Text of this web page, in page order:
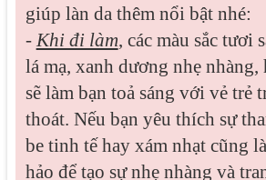
giúp làn da thêm nổi bật nhé:
- Khi đi làm, các màu sắc tươi
lá mạ, xanh dương nhẹ nhàng,
sẽ làm bạn toả sáng với vẻ trẻ
thoát. Nếu bạn yêu thích sự
be tinh tế hay xám nhạt cũng
hảo để tạo sự nhẹ nhàng và